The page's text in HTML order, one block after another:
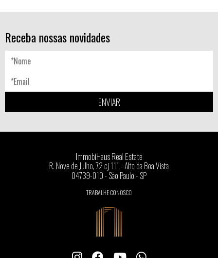
Receba nossas novidades
ENVIAR
ImmobiHaus Real Estate
R. Nove de Julho, 72 cj 111 - Alto da Boa Vista
04739-010 - São Paulo - SP
TRABALHE CONOSCO